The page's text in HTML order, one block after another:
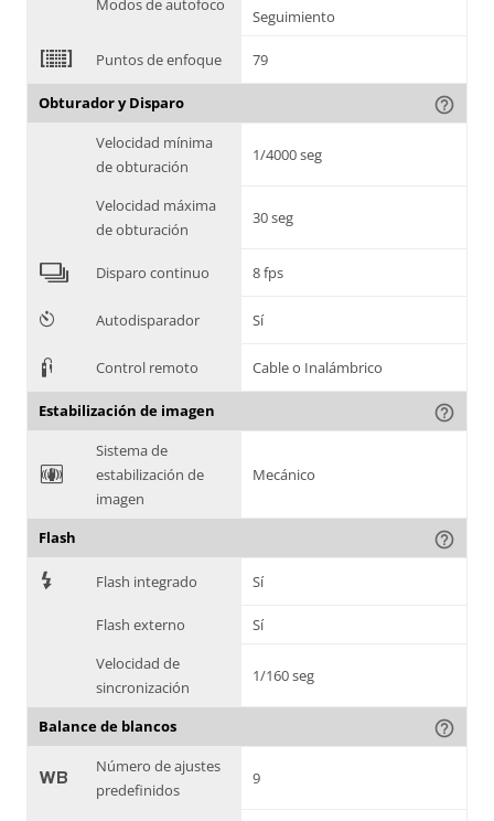
Modos de autofoco
Seguimiento
2 Puntos de enfoque 79
Obturador y Disparo help_outline
Velocidad mínima
de obturación
1/4000 seg
Velocidad máxima
de obturación
30 seg
4 Disparo continuo 8 fps
6 Autodisparador Sí
3 Control remoto Cable o Inalámbrico
Estabilización de imagen help_outline
F
Sistema de
estabilización de
imagen
Mecánico
Flash help_outline
7 Flash integrado Sí
Flash externo
Sí
Velocidad de
sincronización
1/160 seg
Balance de blancos help_outline
9
Número de ajustes
predefinidos
9